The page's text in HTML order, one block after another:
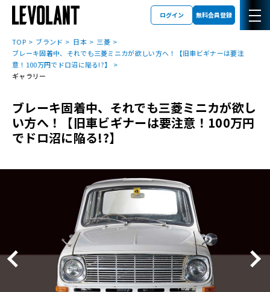
ログイン 無料会員登録
TOP ブランド 日本
三菱
ブレーキ固着中、それでも三菱ミニカが欲しい方へ！【旧車ビギナーは要注
意！100万円でドロ沼に陥る!?】
ギャラリー
ブレーキ固着中、それでも三菱ミニカが欲し
い方へ！【旧車ビギナーは要注意！100万円
でドロ沼に陥る!?】